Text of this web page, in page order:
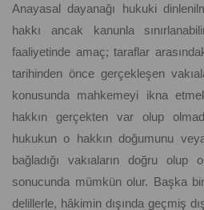
Anayasal dayanağı hukuki
hakkı ancak kanunla
faaliyetinde amaç; taraflar
tarihinden önce gerçekleşen
konusunda mahkemeyi ikna
hakkın gerçekten var olup
hukukun o hakkın doğumunu
bağladığı vakıaların doğru olup
sonucunda mümkün olur. Başka
delillerle, hâkimin dışında geçmiş